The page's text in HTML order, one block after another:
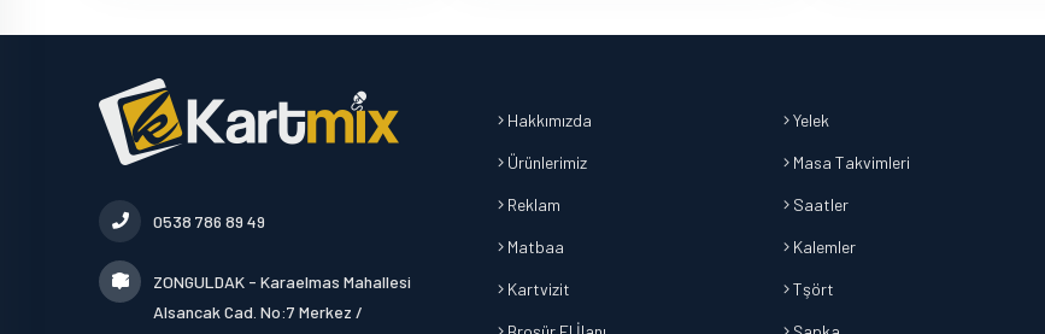
0538 786 89 49
ZONGULDAK - Karaelmas Mahallesi
Alsancak Cad. No:7 Merkez /
Hakkımızda
Ürünlerimiz
Reklam
Matbaa
Kartvizit
Yelek
Masa Takvimleri
Saatler
Kalemler
Tşört